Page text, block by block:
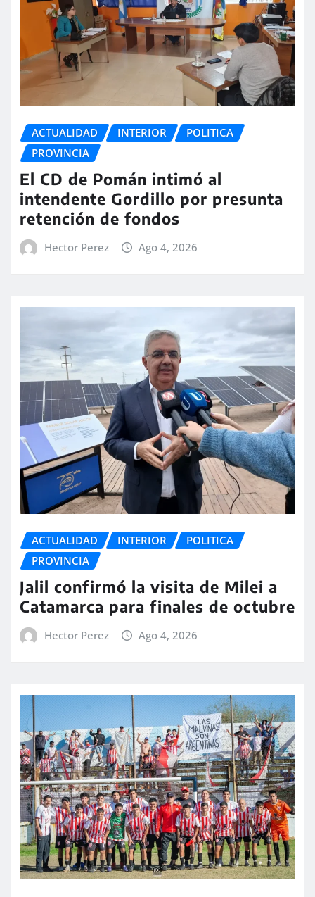
ACTUALIDAD INTERIOR
POLITICA
PROVINCIA
El CD de Pomán intimó al
intendente Gordillo por presunta
retención de fondos
Hector Perez Ago 4, 2026
ACTUALIDAD INTERIOR
POLITICA
PROVINCIA
Jalil confirmó la visita de Milei a
Catamarca para finales de octubre
Hector Perez Ago 4, 2026